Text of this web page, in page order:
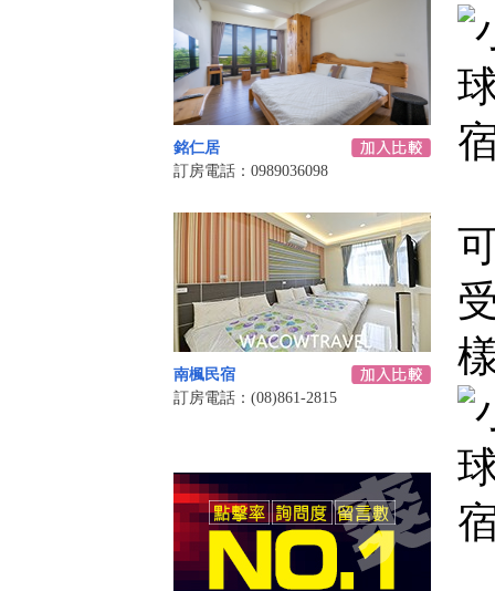
銘仁居
訂房電話：0989036098
南楓民宿
訂房電話：(08)861-2815